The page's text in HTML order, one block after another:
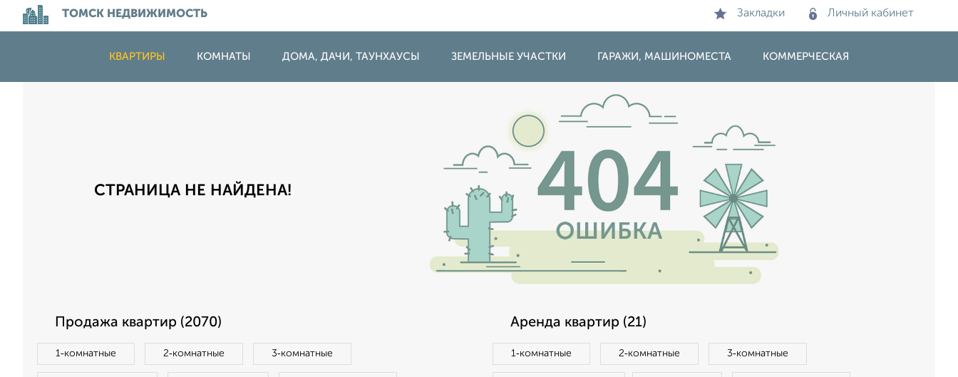
ТОМСК НЕДВИЖИМОСТЬ Закладки Личный кабинет
КВАРТИРЫ КОМНАТЫ ДОМА, ДАЧИ, ТАУНХАУСЫ ЗЕМЕЛЬНЫЕ УЧАСТКИ ГАРАЖИ, МАШИНОМЕСТА КОММЕРЧЕСКАЯ
СТРАНИЦА НЕ НАЙДЕНА!
Продажа квартир (2070)
1‑комнатные 2‑комнатные 3‑комнатные
Аренда квартир (21)
1‑комнатные 2‑комнатные 3‑комнатные